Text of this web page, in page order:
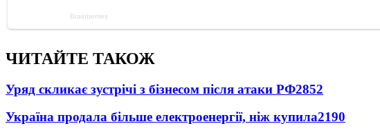
ЧИТАЙТЕ ТАКОЖ
Уряд скликає зустрічі з бізнесом після атаки РФ2852
Україна продала більше електроенергії, ніж купила2190